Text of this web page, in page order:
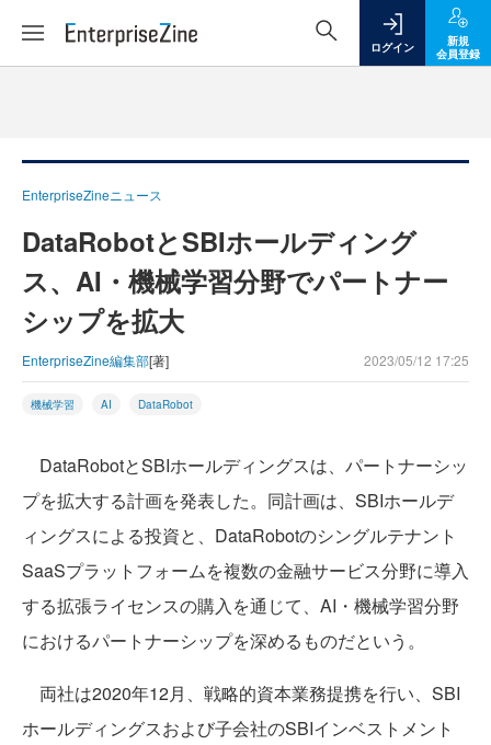
ログイン
新規
会員登録
EnterpriseZineニュース
DataRobotとSBIホールディング
ス、AI・機械学習分野でパートナー
シップを拡大
EnterpriseZine編集部[著] 2023/05/12 17:25
機械学習 AI DataRobot
DataRobotとSBIホールディングスは、パートナーシッ
プを拡大する計画を発表した。同計画は、SBIホールデ
ィングスによる投資と、DataRobotのシングルテナント
SaaSプラットフォームを複数の金融サービス分野に導入
する拡張ライセンスの購入を通じて、AI・機械学習分野
におけるパートナーシップを深めるものだという。
両社は2020年12月、戦略的資本業務提携を行い、SBI
ホールディングスおよび子会社のSBIインベストメント